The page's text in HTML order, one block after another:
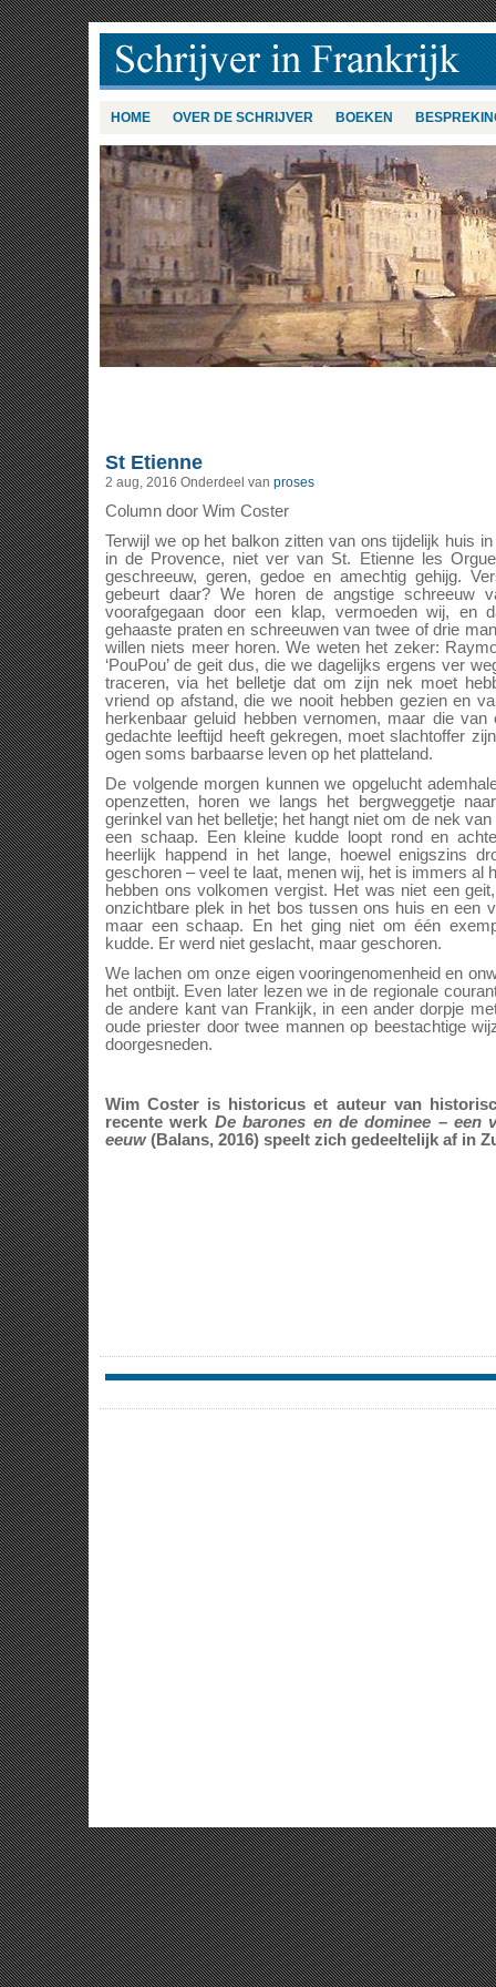
HOME OVER DE SCHRIJVER BOEKEN
St Etienne
2 aug, 2016 Onderdeel van proses
Column door Wim Coster
Terwijl we op het balkon zitten van ons tijdelijk huis
in de Provence, niet ver van St. Etienne les
geschreeuw, geren, gedoe en amechtig gehijg.
gebeurt daar? We horen de angstige schreeuw
voorafgegaan door een klap, vermoeden wij, en
gehaaste praten en schreeuwen van twee of drie
willen niets meer horen. We weten het zeker:
‘PouPou’ de geit dus, die we dagelijks ergens ver
traceren, via het belletje dat om zijn nek moet
vriend op afstand, die we nooit hebben gezien en
herkenbaar geluid hebben vernomen, maar die
gedachte leeftijd heeft gekregen, moet slachtoffer
ogen soms barbaarse leven op het platteland.
De volgende morgen kunnen we opgelucht
openzetten, horen we langs het bergweggetje
gerinkel van het belletje; het hangt niet om de nek
een schaap. Een kleine kudde loopt rond en
heerlijk happend in het lange, hoewel enigszins
geschoren – veel te laat, menen wij, het is immers al
hebben ons volkomen vergist. Het was niet een
onzichtbare plek in het bos tussen ons huis en een
maar een schaap. En het ging niet om één
kudde. Er werd niet geslacht, maar geschoren.
We lachen om onze eigen vooringenomenheid en
het ontbijt. Even later lezen we in de regionale
de andere kant van Frankijk, in een ander dorpje
oude priester door twee mannen op beestachtige
doorgesneden.
Wim Coster is historicus et auteur van
recente werk De barones en de dominee – een
eeuw(Balans, 2016) speelt zich gedeeltelijk af in